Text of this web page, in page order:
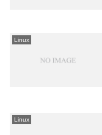
Linux
Linux